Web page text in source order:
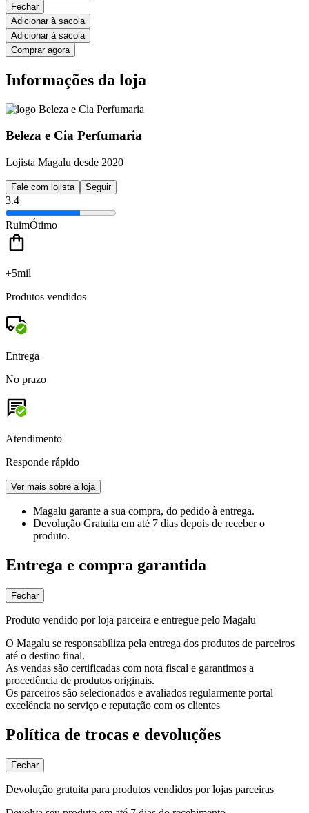
Fechar
Adicionar à sacola
Adicionar à sacola
Comprar agora
Informações da loja
Beleza e Cia Perfumaria
Lojista Magalu desde 2020
Fale com lojista Seguir
3.4
RuimÓtimo
+5mil
Produtos vendidos
Entrega
No prazo
Atendimento
Responde rápido
Ver mais sobre a loja
Magalu garante a sua compra, do pedido à entrega.
Devolução Gratuita em até 7 dias depois de receber o
produto.
Entrega e compra garantida
Fechar
Produto vendido por loja parceira e entregue pelo Magalu
O Magalu se responsabiliza pela entrega dos produtos de parceiros
até o destino final.
As vendas são certificadas com nota fiscal e garantimos a
procedência de produtos originais.
Os parceiros são selecionados e avaliados regularmente portal
excelência no serviço e reputação com os clientes
Política de trocas e devoluções
Fechar
Devolução gratuita para produtos vendidos por lojas parceiras